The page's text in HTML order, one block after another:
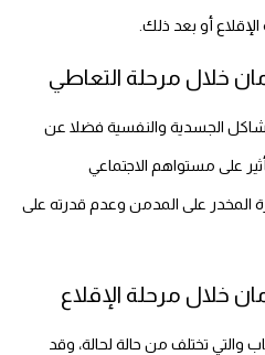
أو بعد ذلك.
خلال مرحلة التعاطي
الجسدية والنفسية فضلا عن
على مستواهم الاجتماعي
المخدر على المدمن وعدم قدرته على
خلال مرحلة الإقلاع
والتي تختلف من حالة لحالة، وقد